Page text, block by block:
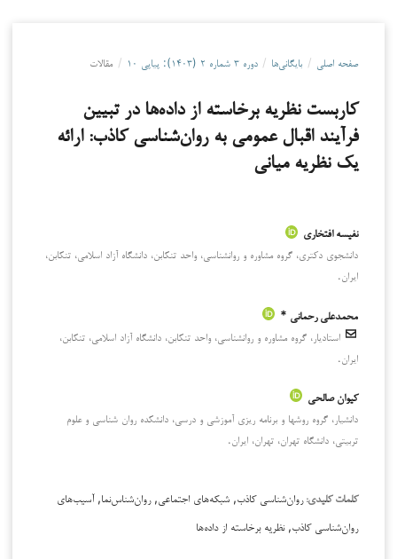
صفحه اصلی / بایگانی‌ها / دوره ۳ شماره ۲ (۱۴۰۳): پیاپی ۱۰ / مقالات
کاربست نظریه برخاسته از داده‌ها در تبیین
فرآیند اقبال عمومی به روان‌شناسی کاذب: ارائه
یک نظریه میانی
نفیسه افتخاری
دانشجوی دکتری، گروه مشاوره و روانشناسی، واحد تنکابن، دانشگاه آزاد اسلامی، تنکابن،
ایران.
محمدعلی رحمانی *
استادیار، گروه مشاوره و روانشناسی، واحد تنکابن، دانشگاه آزاد اسلامی، تنکابن،
ایران.
کیوان صالحی
دانشیار، گروه روشها و برنامه ریزی آموزشی و درسی، دانشکده روان شناسی و علوم
تربیتی، دانشگاه تهران، تهران، ایران.
کلمات کلیدی:روان‌شناسی کاذب, شبکه‌های اجتماعی, روان‌شناس‌نما, آسیب‌های
روان‌شناسی کاذب, نظریه برخاسته از داده‌ها